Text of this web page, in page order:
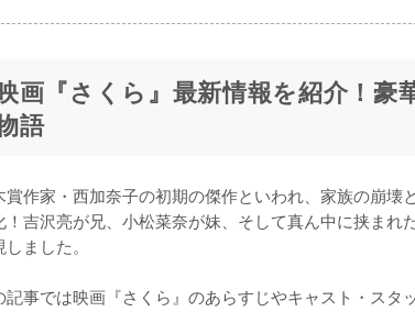
画『さくら』最新情報を紹介！豪
語
賞作家・西加奈子の初期の傑作といわれ、家族の崩
！吉沢亮が兄、小松菜奈が妹、そして真ん中に挟ま
ました。
記事では映画『さくら』のあらすじやキャスト・スタ